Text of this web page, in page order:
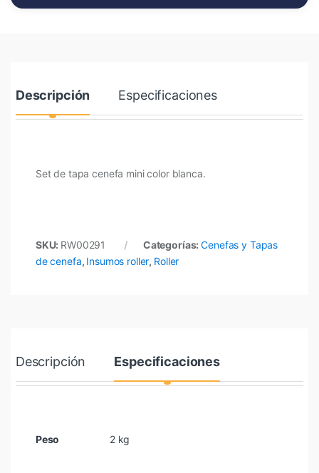
Descripción Especificaciones
Set de tapa cenefa mini color blanca.
SKU: RW00291 Categorías:Cenefas y Tapas
de cenefa, Insumos roller, Roller
Descripción Especificaciones
Peso 2 kg